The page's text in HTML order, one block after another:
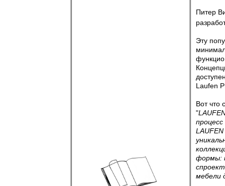
Питер
Эту
Laufen
Вот что
"
формы:
мебели